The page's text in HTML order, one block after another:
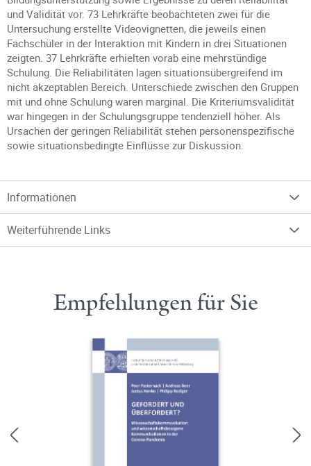
und Validität vor. 73 Lehrkräfte beobachteten zwei für die
Untersuchung erstellte Videovignetten, die jeweils einen
Fachschüler in der Interaktion mit Kindern in drei Situationen
zeigten. 37 Lehrkräfte erhielten vorab eine mehrstündige
Schulung. Die Reliabilitäten lagen situationsübergreifend im
nicht akzeptablen Bereich. Unterschiede zwischen den Gruppen
mit und ohne Schulung waren marginal. Die Kriteriumsvalidität
war hingegen in der Schulungsgruppe tendenziell höher. Als
Ursachen der geringen Reliabilität stehen personenspezifische
sowie situationsbedingte Einflüsse zur Diskussion.
Informationen
Weiterführende Links
Empfehlungen für Sie